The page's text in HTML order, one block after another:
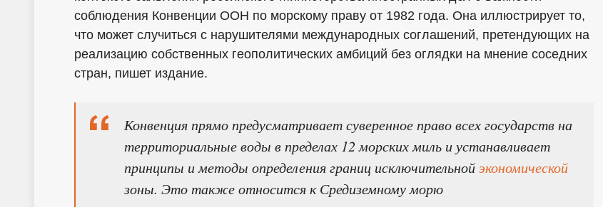
соблюдения Конвенции ООН по морскому праву от 1982 года. Она иллюстрирует то,
что может случиться с нарушителями международных соглашений, претендующих на
реализацию собственных геополитических амбиций без оглядки на мнение соседних
стран, пишет издание.
Конвенция прямо предусматривает суверенное право всех государств на
территориальные воды в пределах 12 морских миль и устанавливает
принципы и методы определения границ исключительнойэкономической
зоны. Это также относится к Средиземному морю